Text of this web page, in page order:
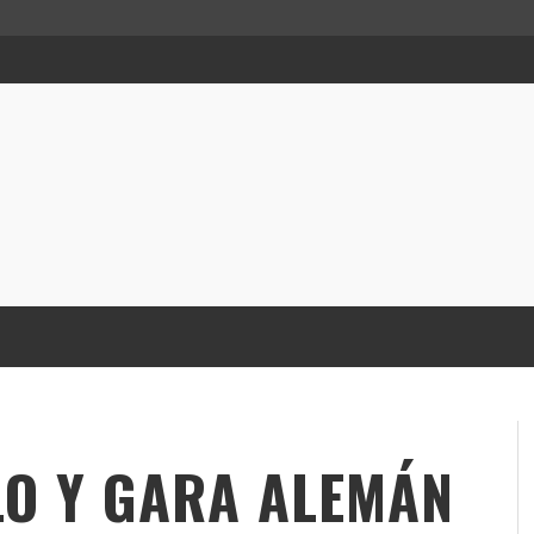
Y GARA ALEMÁN